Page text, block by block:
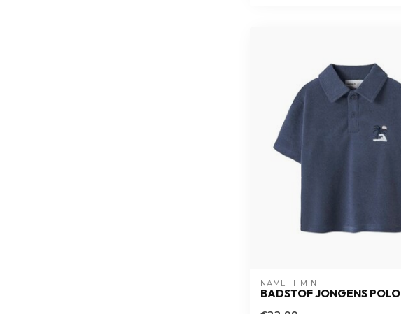
NAME IT MINI
BADSTOF JONGENS POLO